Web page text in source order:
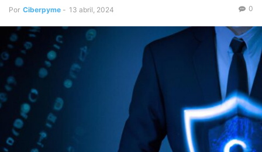
Por Ciberpyme - 13 abril, 2024 0